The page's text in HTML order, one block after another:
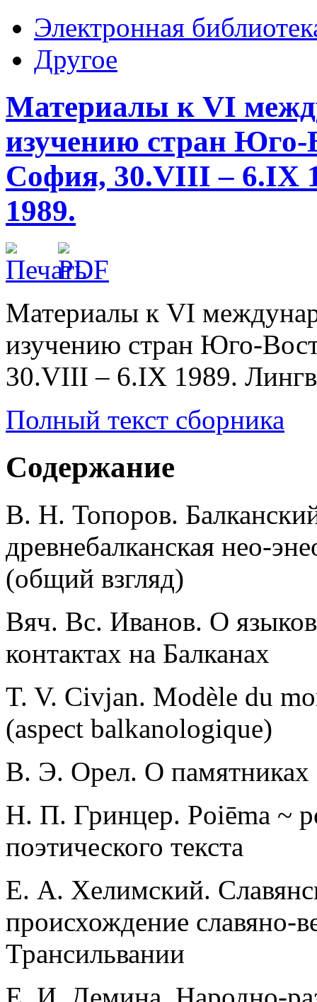
Электронная
Другое
Материалы к VI
изучению стран
София, 30.VIII – 6.IX
1989.
Материалы к VI
изучению стран Юго-
30.VIII – 6.IX 1989.
Полный текст сборника
Содержание
В. Н. Топоров.
древнебалканская нео-
(общий взгляд)
Вяч. Вс. Иванов. О
контактах на Балканах
T. V. Civjan. Modèle du
(aspect balkanologique)
В. Э. Орел. О памятниках
Н. П. Гринцер. Poiēma ~
поэтического текста
Е. А. Хелимский.
происхож­дение славяно-
Трансильвании